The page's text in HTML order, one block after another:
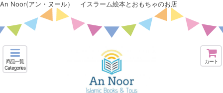
An Noor(アン・ヌール） イスラーム絵本とおもちゃのお店
商品一覧
Categories
カート